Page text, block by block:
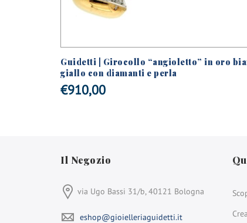
Guidetti | Girocollo “angioletto” in oro
giallo con diamanti e perla
€910,00
Il Negozio
via Ugo Bassi 31/b, 40121 Bologna
eshop@gioielleriaguidetti.it